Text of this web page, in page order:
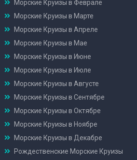
Морские Круизы в Феврале
Морские Круизы в Марте
Морские Круизы в Апреле
Морские Круизы в Мае
Морские Круизы в Июне
Морские Круизы в Июле
Морские Круизы в Августе
Морские Круизы в Сентябре
Морские Круизы в Октябре
Морские Круизы в Ноябре
Морские Круизы в Декабре
Рождественские Морские Круизы